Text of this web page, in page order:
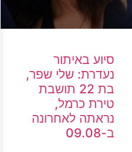
סיוע באיתור
נעדרת: שלי שפר,
בת 22 תושבת
טירת כרמל,
נראתה לאחרונה
ב-09.08